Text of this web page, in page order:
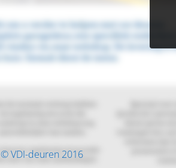
© VDI-deuren 2016